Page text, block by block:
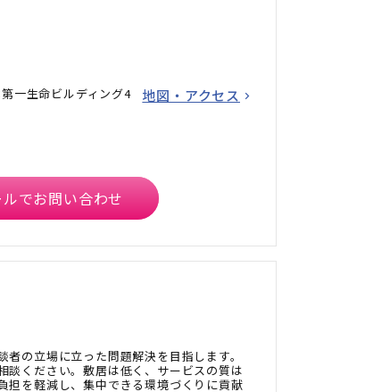
一生命ビルディング4
地図・アクセス
でお問い合わせ
者の立場に立った問題解決を目指します。
談ください。敷居は低く、サービスの質は
担を軽減し、集中できる環境づくりに貢献